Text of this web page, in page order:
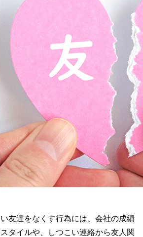
友達をなくす行為には、会社の成績
タイルや、しつこい連絡から友人関